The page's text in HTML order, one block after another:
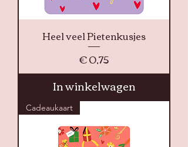
Heel veel Pietenkusjes
Prijs
€ 0,75
In winkelwagen
Cadeaukaart